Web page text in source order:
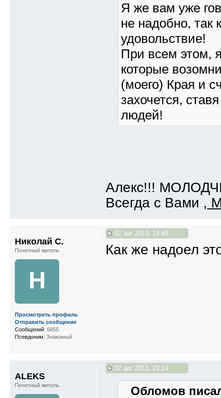
Я же вам уже
не надобно, так
удовольствие!
При всем этом,
которые
(моего) Края и
захочется,
людей!
Алекс!!!
Всегда с Вами ,
02 авг 2013, 19:48
Как же надоел
Николай С.
Почетный житель
Н
Просмотреть профиль
Отправить сообщение
Сообщений: 6655
Псевдоним: Знакомый
02 авг 2013, 23:14
Обломов
ALEKS
Почетный житель